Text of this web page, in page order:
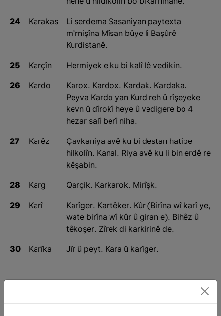
hene û hildikolin bo bikarhînanê.
24 Karakas
Li serdema Sasaniyan paytexta
mîrnişîna Mîsan bûye li Başûrê
Kurdistanê.
25 Karçîn Hermiyek e ku bi kalî lê vedikin.
26 Kardo
Karox. Kardox. Kardak. Kardaka.
Peyva Kardo yan Kurd reh û rîşeyeke
kevn û dîrokî heye û vedigere bo 4
hezar salî berî niha.
27 Karêz
Çavkaniya avê ku bi destan hatibe
hilkolîn. Kanal. Riya avê ku li bin erdê re
kêşabin.
28 Karg Qarçik. Karkarok. Mirîşk.
29 Karî
Karîger. Kartêker. Kûr (Birîna wî karî ye,
wate birîna wî kûr û giran e). Bihêz û
têkoşer. Zîrek di karkirinê de.
30 Karîka Jîr û peyt. Kara û karîger.